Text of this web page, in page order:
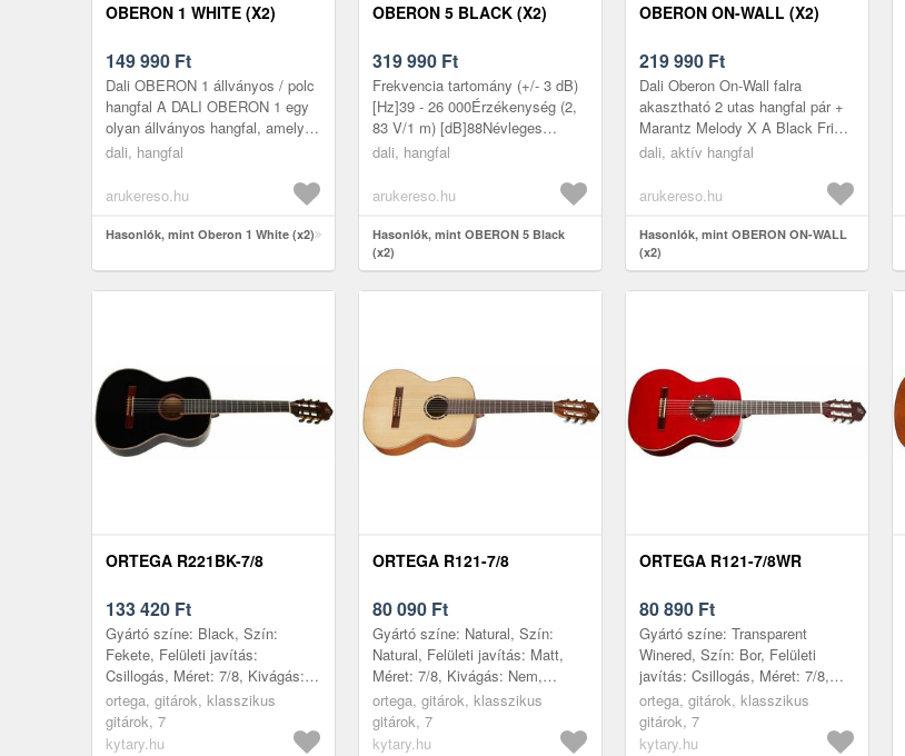
OBERON 1 WHITE (X2)
149 990 Ft
Dali OBERON 1 állványos / polc
hangfal A DALI OBERON 1 egy
olyan állványos hangfal, amely
méretéhez képest meglepően
OBE...
dali, hangfal
arukereso.hu
Hasonlók, mint Oberon 1 White (x2)
OBERON 5 BLACK (X2)
319 990 Ft
Frekvencia tartomány (+/- 3 dB)
[Hz]39 - 26 000Érzékenység (2,
83 V/1 m) [dB]88Névleges
impedancia [O]6Maximális
[dB]108Ajánlott er...
dali, hangfal
arukereso.hu
Hasonlók, mint OBERON 5 Black
(x2)
OBERON ON-WALL (X2)
219 990 Ft
Dali Oberon On-Wall falra
akasztható 2 utas hangfal pár +
Marantz Melody X A Black Fridy
akcióban rendelhető November
dali, aktív hangfal
arukereso.hu
Hasonlók, mint OBERON ON-WALL
(x2)
ORTEGA R221BK-7/8
133 420 Ft
Gyártó színe: Black, Szín:
Fekete, Felületi javítás:
Csillogás, Méret: 7/8, Kivágás:
Nem, Korpusz: Rétegelt, Első
lap: Lucfenyő, Hátsó lap:
Mahagón...
ortega, gitárok, klasszikus
gitárok, 7
kytary.hu
ORTEGA R121-7/8
80 090 Ft
Gyártó színe: Natural, Szín:
Natural, Felületi javítás: Matt,
Méret: 7/8, Kivágás: Nem,
Korpusz: Rétegelt, Első lap:
Lucfenyő, Hátsó lap:
Mahagóni,...
ortega, gitárok, klasszikus
gitárok, 7
kytary.hu
ORTEGA R121-7/8WR
80 890 Ft
Gyártó színe: Transparent
Winered, Szín: Bor, Felületi
javítás: Csillogás, Méret: 7/8,
Kivágás: Nem, Korpusz:
Rétegelt, Első lap: Lucfenyő,
Hátsó l...
ortega, gitárok, klasszikus
gitárok, 7
kytary.hu